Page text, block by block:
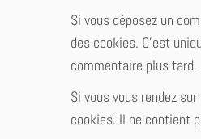
Si vous déposez un
des cookies. C’est
commentaire plus tard.
Si vous vous rendez
cookies. Il ne contient